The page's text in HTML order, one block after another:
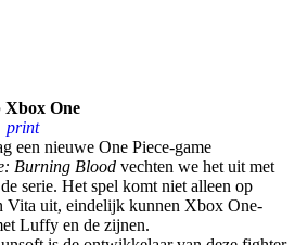
Xbox One
print
een nieuwe One Piece-game
Burning Blood vechten we het uit met
serie. Het spel komt niet alleen op
Vita uit, eindelijk kunnen Xbox One-
Luffy en de zijnen.